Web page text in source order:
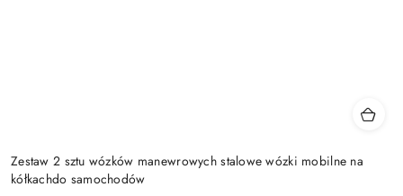
Zestaw 2 sztu wózków manewrowych stalowe wózki mobilne na
kółkachdo samochodów